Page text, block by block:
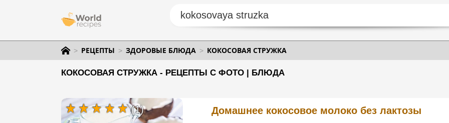
РЕЦЕПТЫ ЗДОРОВЫЕ БЛЮДА КОКОСОВАЯ СТРУЖКА
КОКОСОВАЯ СТРУЖКА - РЕЦЕПТЫ С ФОТО | БЛЮДА
Домашнее кокосовое молоко без лактозы
(1)